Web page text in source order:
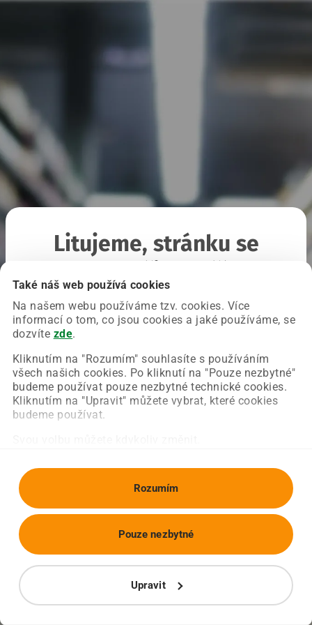
Také náš web používá cookies
Na našem webu používáme tzv. cookies. Více
informací o tom, co jsou cookies a jaké používáme, se
dozvíte zde.
Kliknutím na "Rozumím" souhlasíte s používáním
všech našich cookies. Po kliknutí na "Pouze nezbytné"
budeme používat pouze nezbytné technické cookies.
Kliknutím na "Upravit" můžete vybrat, které cookies
budeme používat.
Rozumím
Upravit
Pouze nezbytné
Litujeme, stránku se
Chyba nastala na naší straně a už ji opravujeme.
Zkuste prosím znovu načíst požadovanou stránku.
Obnovit stránku Úvodní strana